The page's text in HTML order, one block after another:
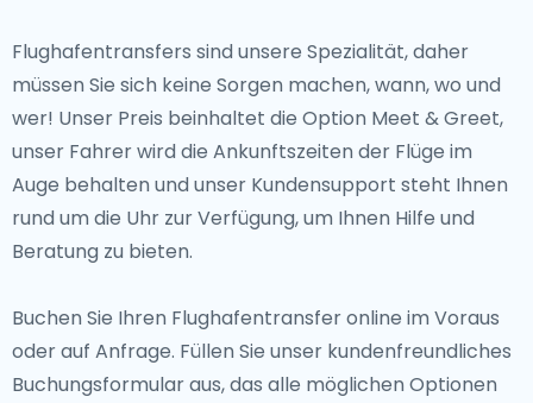
Flughafentransfers sind unsere Spezialität, daher
müssen Sie sich keine Sorgen machen, wann, wo und
wer! Unser Preis beinhaltet die Option Meet & Greet,
unser Fahrer wird die Ankunftszeiten der Flüge im
Auge behalten und unser Kundensupport steht Ihnen
rund um die Uhr zur Verfügung, um Ihnen Hilfe und
Beratung zu bieten.
Buchen Sie Ihren Flughafentransfer online im Voraus
oder auf Anfrage. Füllen Sie unser kundenfreundliches
Buchungsformular aus, das alle möglichen Optionen